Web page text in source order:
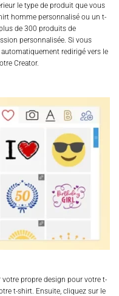
le type de produit que vous
homme personnalisé ou un t-
de 300 produits de
personnalisée. Si vous
redirigé vers le
Creator.
propre design pour votre t-
t-shirt. Ensuite, cliquez sur le